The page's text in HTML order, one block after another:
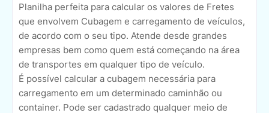
Planilha perfeita para calcular os valores de Fretes
que envolvem Cubagem e carregamento de veículos,
de acordo com o seu tipo. Atende desde grandes
empresas bem como quem está começando na área
de transportes em qualquer tipo de veículo.
É possível calcular a cubagem necessária para
carregamento em um determinado caminhão ou
container. Pode ser cadastrado qualquer meio de